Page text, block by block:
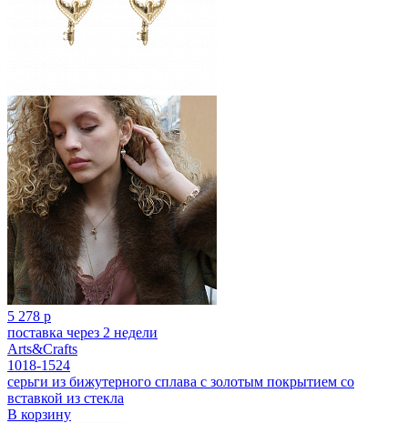
5 278 р
поставка через 2 недели
Arts&Crafts
1018-1524
серьги из бижутерного сплава с золотым покрытием cо
вставкой из стекла
В корзину